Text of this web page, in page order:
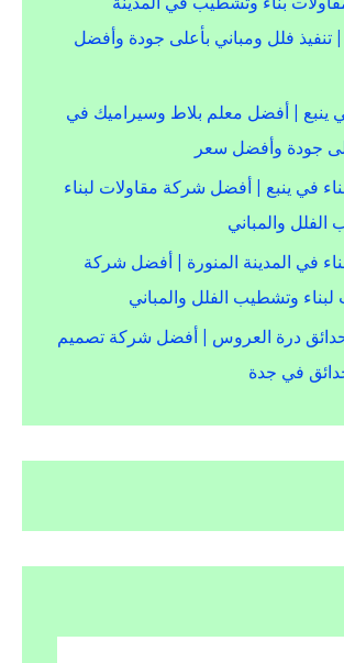
| تنفيذ فلل ومباني بأعلى جودة وأفضل
ينبع | أفضل معلم بلاط وسيراميك في
جودة وأفضل سعر
في ينبع | أفضل شركة مقاولات لبناء
والمباني
في المدينة المنورة | أفضل شركة
لبناء وتشطيب الفلل والمباني
درة العروس | أفضل شركة تصميم
في جدة